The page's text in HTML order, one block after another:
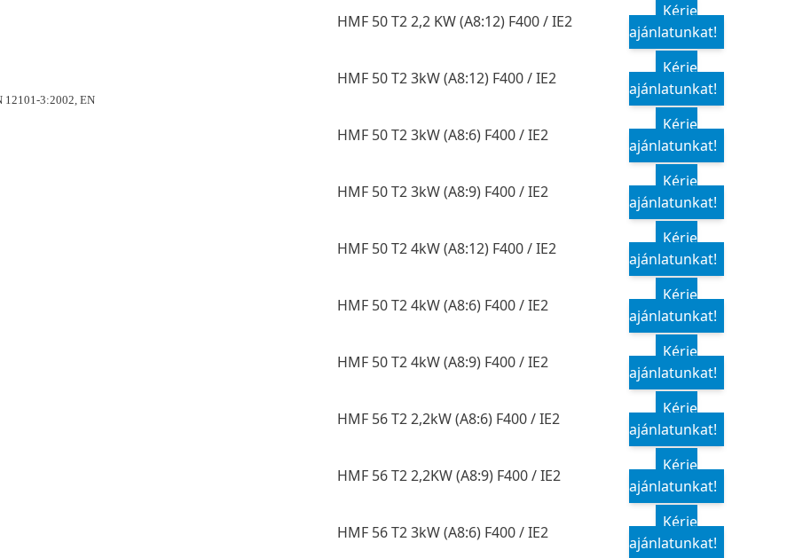
12101-3:2002, EN
HMF 50 T2 2,2 KW (A8:12) F400 / IE2
Kérje
ajánlatunkat!
HMF 50 T2 3kW (A8:12) F400 / IE2
Kérje
ajánlatunkat!
HMF 50 T2 3kW (A8:6) F400 / IE2
Kérje
ajánlatunkat!
HMF 50 T2 3kW (A8:9) F400 / IE2
Kérje
ajánlatunkat!
HMF 50 T2 4kW (A8:12) F400 / IE2
Kérje
ajánlatunkat!
HMF 50 T2 4kW (A8:6) F400 / IE2
Kérje
ajánlatunkat!
HMF 50 T2 4kW (A8:9) F400 / IE2
Kérje
ajánlatunkat!
HMF 56 T2 2,2kW (A8:6) F400 / IE2
Kérje
ajánlatunkat!
HMF 56 T2 2,2KW (A8:9) F400 / IE2
Kérje
ajánlatunkat!
HMF 56 T2 3kW (A8:6) F400 / IE2
Kérje
ajánlatunkat!